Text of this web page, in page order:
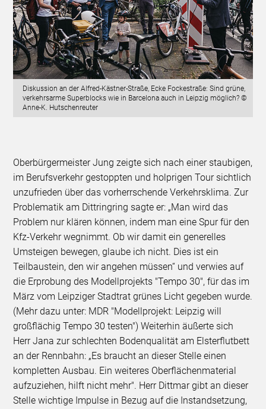
Diskussion an der Alfred-Kästner-Straße, Ecke Fockestraße: Sind grüne,
verkehrsarme Superblocks wie in Barcelona auch in Leipzig möglich? ©
Anne-K. Hutschenreuter
Oberbürgermeister Jung zeigte sich nach einer staubigen,
im Berufsverkehr gestoppten und holprigen Tour sichtlich
unzufrieden über das vorherrschende Verkehrsklima. Zur
Problematik am Dittringring sagte er: „Man wird das
Problem nur klären können, indem man eine Spur für den
Kfz-Verkehr wegnimmt. Ob wir damit ein generelles
Umsteigen bewegen, glaube ich nicht. Dies ist ein
Teilbaustein, den wir angehen müssen“ und verwies auf
die Erprobung des Modellprojekts "Tempo 30", für das im
März vom Leipziger Stadtrat grünes Licht gegeben wurde.
(Mehr dazu unter: MDR "Modellprojekt: Leipzig will
großflächig Tempo 30 testen") Weiterhin äußerte sich
Herr Jana zur schlechten Bodenqualität am Elsterflutbett
an der Rennbahn: „Es braucht an dieser Stelle einen
kompletten Ausbau. Ein weiteres Oberflächenmaterial
aufzuziehen, hilft nicht mehr". Herr Dittmar gibt an dieser
Stelle wichtige Impulse in Bezug auf die Instandsetzung,